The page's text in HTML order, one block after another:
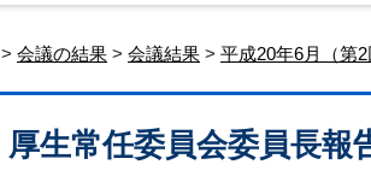
> 会議の結果 > 会議結果 > 平成20年6月（第
厚生常任委員会委員長報